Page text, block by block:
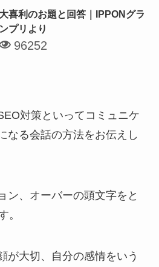
大喜利のお題と回答｜IPPONグラ
ンプリより
96252
対策といってコミュニケ
なる会話の方法をお伝えし
ン、オーバーの頭文字をと
。
が大切、自分の感情をいう